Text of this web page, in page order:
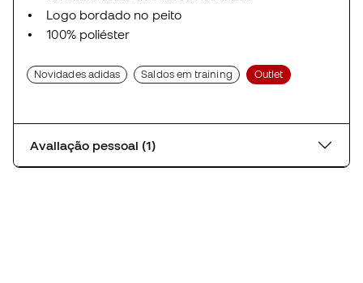
• Logo bordado no peito
• 100% poliéster
Novidades adidas Saldos em training Outlet
Avaliação pessoal (1)